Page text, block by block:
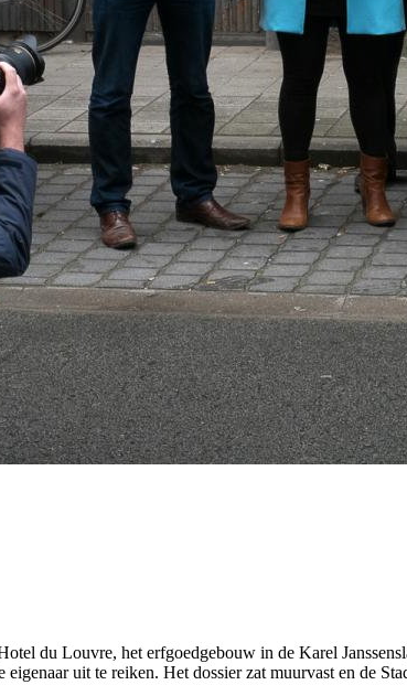
du Louvre, het erfgoedgebouw in de Karel
uit te reiken. Het dossier zat muurvast en de